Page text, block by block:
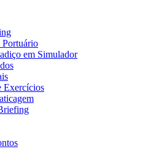
Portuário
em Simulador
Exercícios